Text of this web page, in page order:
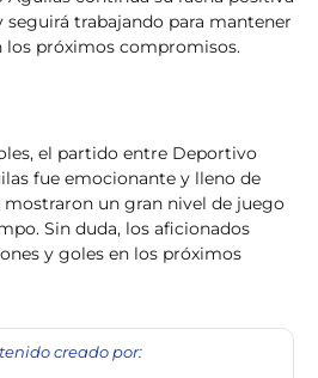
trabajando para mantener
próximos compromisos.
el partido entre Deportivo
fue emocionante y lleno de
un gran nivel de juego
Sin duda, los aficionados
y goles en los próximos
creado por: